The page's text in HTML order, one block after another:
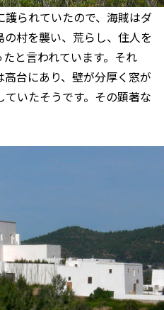
られていたので、海賊はダ
村を襲い、荒らし、住人を
と言われています。それ
台にあり、壁が分厚く窓が
いたそうです。その顕著な